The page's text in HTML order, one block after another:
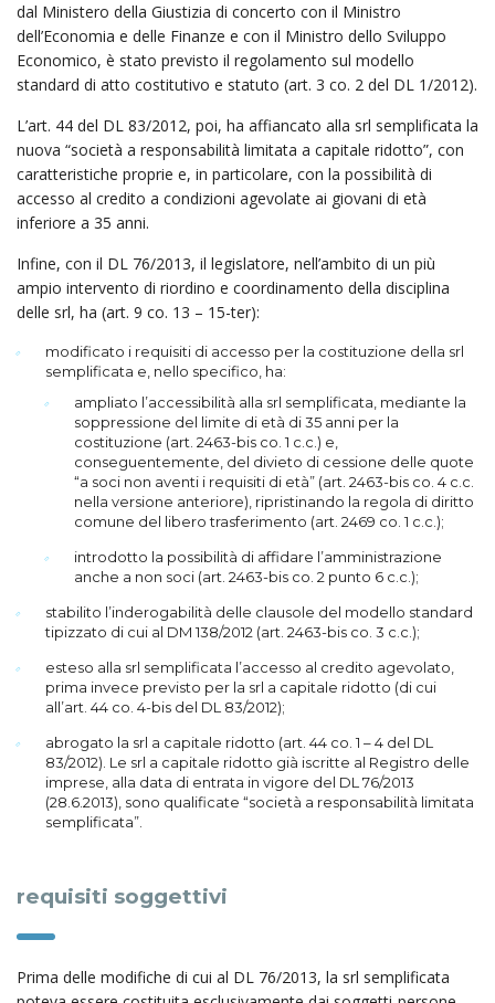
dal Ministero della Giustizia di concerto con il Ministro
dell’Economia e delle Finanze e con il Ministro dello Sviluppo
Economico, è stato previsto il regolamento sul modello
standard di atto costitutivo e statuto (art. 3 co. 2 del DL 1/2012).
L’art. 44 del DL 83/2012, poi, ha affiancato alla srl semplificata la
nuova “società a responsabilità limitata a capitale ridotto”, con
caratteristiche proprie e, in particolare, con la possibilità di
accesso al credito a condizioni agevolate ai giovani di età
inferiore a 35 anni.
Infine, con il DL 76/2013, il legislatore, nell’ambito di un più
ampio intervento di riordino e coordinamento della disciplina
delle srl, ha (art. 9 co. 13 – 15-ter):
modificato i requisiti di accesso per la costituzione della srl
semplificata e, nello specifico, ha:
ampliato l’accessibilità alla srl semplificata, mediante la
soppressione del limite di età di 35 anni per la
costituzione (art. 2463-bis co. 1 c.c.) e,
conseguentemente, del divieto di cessione delle quote
“a soci non aventi i requisiti di età” (art. 2463-bis co. 4 c.c.
nella versione anteriore), ripristinando la regola di diritto
comune del libero trasferimento (art. 2469 co. 1 c.c.);
introdotto la possibilità di affidare l’amministrazione
anche a non soci (art. 2463-bis co. 2 punto 6 c.c.);
stabilito l’inderogabilità delle clausole del modello standard
tipizzato di cui al DM 138/2012 (art. 2463-bis co. 3 c.c.);
esteso alla srl semplificata l’accesso al credito agevolato,
prima invece previsto per la srl a capitale ridotto (di cui
all’art. 44 co. 4-bis del DL 83/2012);
abrogato la srl a capitale ridotto (art. 44 co. 1 – 4 del DL
83/2012). Le srl a capitale ridotto già iscritte al Registro delle
imprese, alla data di entrata in vigore del DL 76/2013
(28.6.2013), sono qualificate “società a responsabilità limitata
semplificata”.
requisiti soggettivi
Prima delle modifiche di cui al DL 76/2013, la srl semplificata